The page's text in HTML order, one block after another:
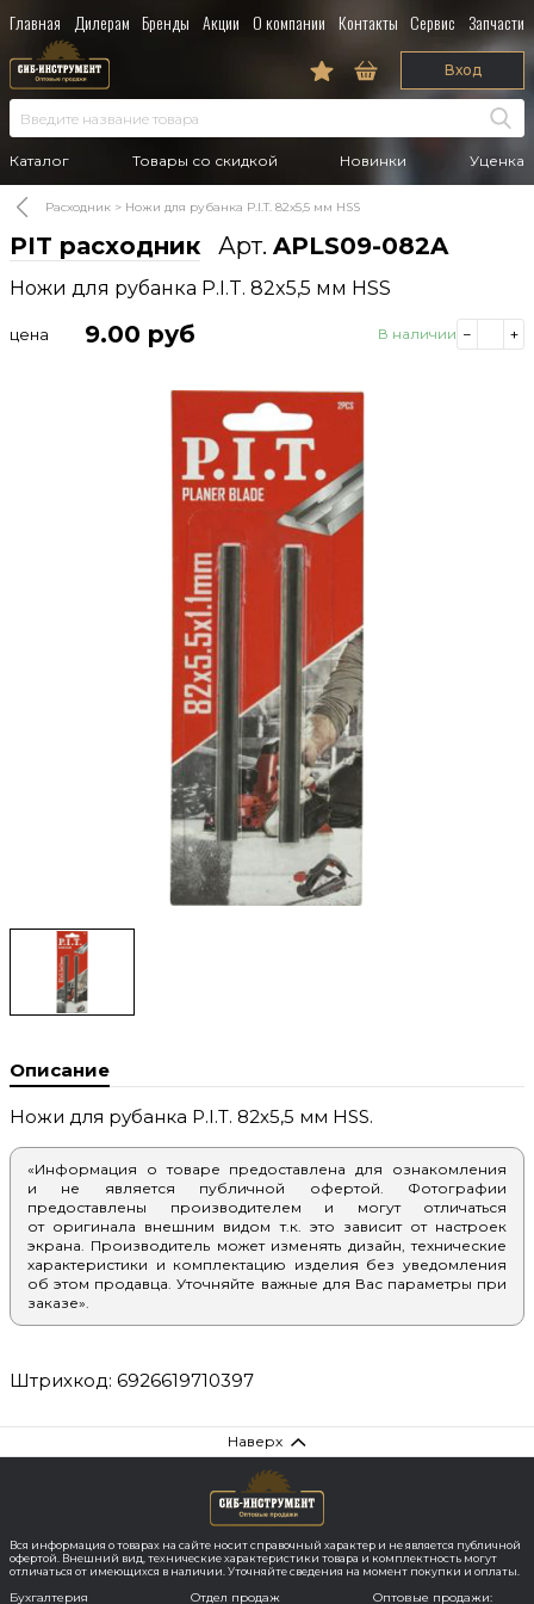
Главная Дилерам Бренды Акции О компании Контакты Сервис Запчасти
Каталог Товары со скидкой Новинки Уценка
Вход
Расходник Ножи для рубанка P.I.T. 82x5,5 мм HSS
Штрихкод: 6926619710397
PIT расходник Арт. APLS09-082A
Ножи для рубанка P.I.T. 82x5,5 мм HSS
цена 9.00 руб В наличии
Описание
Ножи для рубанка P.I.T. 82x5,5 мм HSS.
«Информация о товаре предоставлена для ознакомления
и не является публичной офертой. Фотографии
предоставлены производителем и могут отличаться
от оригинала внешним видом т.к. это зависит от настроек
экрана. Производитель может изменять дизайн, технические
характеристики и комплектацию изделия без уведомления
об этом продавца. Уточняйте важные для Вас параметры при
заказе».
Наверх
Вся информация о товарах на сайте носит справочный характер и не является публичной
офертой. Внешний вид, технические характеристики товара и комплектность могут
отличаться от имеющихся в наличии. Уточняйте сведения на момент покупки и оплаты.
Бухгалтерия Отдел продаж Оптовые продажи: